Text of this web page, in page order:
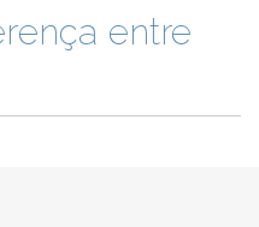
entre